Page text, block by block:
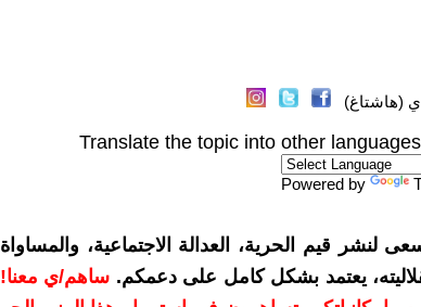
(هاشتاغ)
Translate the topic into other languages
Powered by
قيم الحرية، العدالة الاجتماعية، والمساواة
يعتمد بشكل كامل على دعمكم. ساهم/ي معنا!